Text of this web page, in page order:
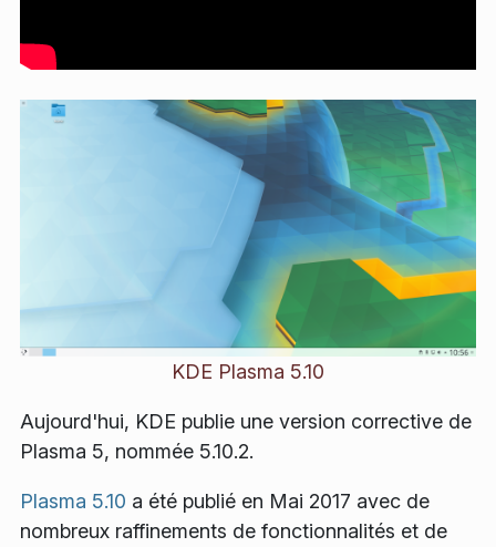
KDE Plasma 5.10
Aujourd'hui, KDE publie une version corrective de
Plasma 5, nommée 5.10.2.
Plasma 5.10 a été publié en Mai 2017 avec de
nombreux raffinements de fonctionnalités et de